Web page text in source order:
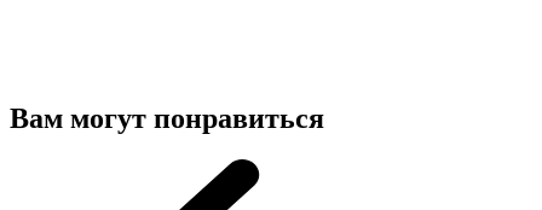
Вам могут понравиться